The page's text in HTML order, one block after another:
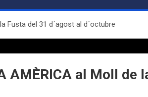
Fusta del 31 d´agost al d´octubre
AMÈRICA al Moll de